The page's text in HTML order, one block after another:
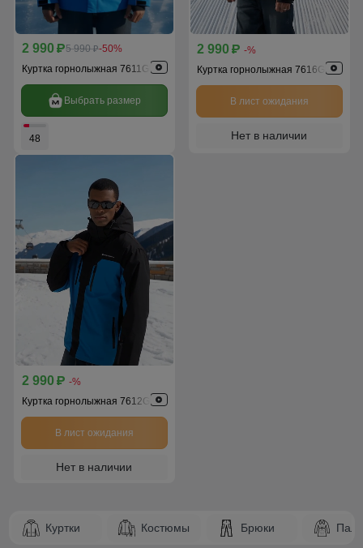
2 990 p5 990 p-50%
Куртка горнолыжная 7611Gl
Выбрать размер
48
2 990 p -%
Куртка горнолыжная 7616Gl
В лист ожидания
Нет в наличии
2 990 p -%
Куртка горнолыжная 7612Gl
В лист ожидания
Нет в наличии
Куртки Костюмы Брюки